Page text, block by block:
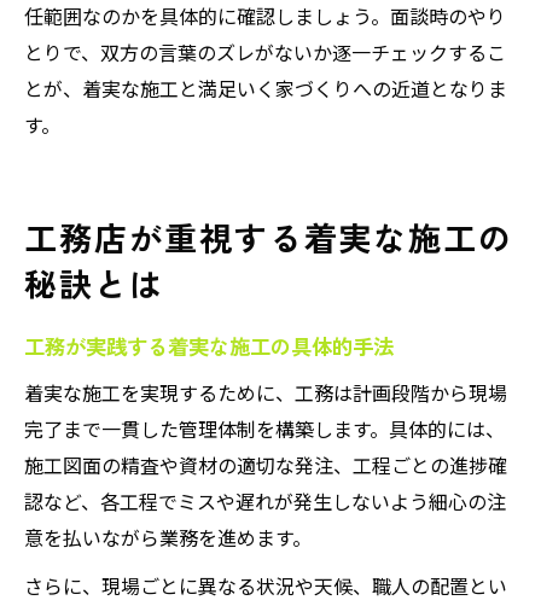
任範囲なのかを具体的に確認しましょう。面談時のやり
とりで、双方の言葉のズレがないか逐一チェックするこ
とが、着実な施工と満足いく家づくりへの近道となりま
す。
工務店が重視する着実な施工の
秘訣とは
工務が実践する着実な施工の具体的手法
着実な施工を実現するために、工務は計画段階から現場
完了まで一貫した管理体制を構築します。具体的には、
施工図面の精査や資材の適切な発注、工程ごとの進捗確
認など、各工程でミスや遅れが発生しないよう細心の注
意を払いながら業務を進めます。
さらに、現場ごとに異なる状況や天候、職人の配置とい